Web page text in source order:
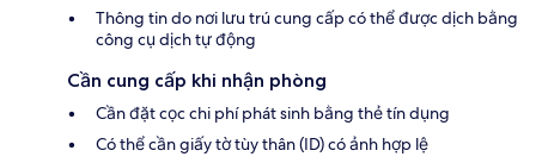
Thông tin do nơi lưu trú cung cấp có thể được dịch bằng
công cụ dịch tự động
Cần cung cấp khi nhận phòng
Cần đặt cọc chi phí phát sinh bằng thẻ tín dụng
Có thể cần giấy tờ tùy thân (ID) có ảnh hợp lệ